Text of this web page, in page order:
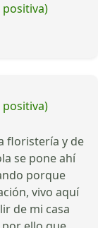
positiva)
positiva)
floristería y de
se pone ahí
porque
vivo aquí
de mi casa